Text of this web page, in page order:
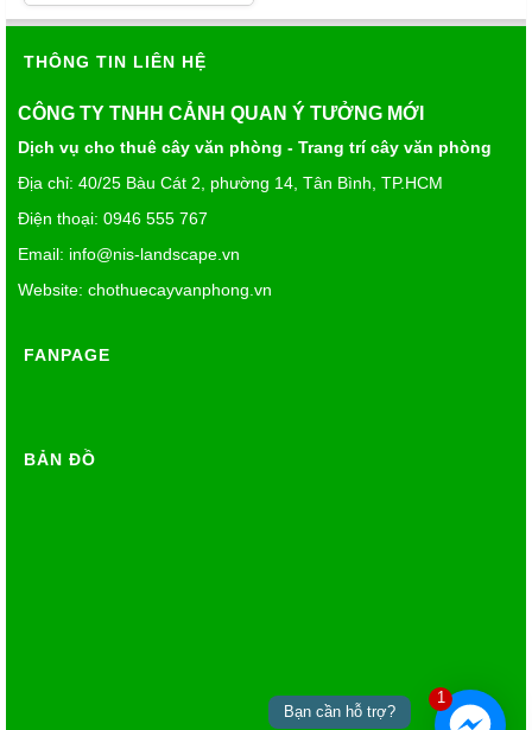
1
Bạn cần hỗ trợ?
THÔNG TIN LIÊN HỆ
CÔNG TY TNHH CẢNH QUAN Ý TƯỞNG MỚI
Dịch vụ cho thuê cây văn phòng - Trang trí cây văn phòng
Địa chỉ: 40/25 Bàu Cát 2, phường 14, Tân Bình, TP.HCM
Điện thoại: 0946 555 767
Email: info@nis-landscape.vn
Website: chothuecayvanphong.vn
FANPAGE
BẢN ĐỒ